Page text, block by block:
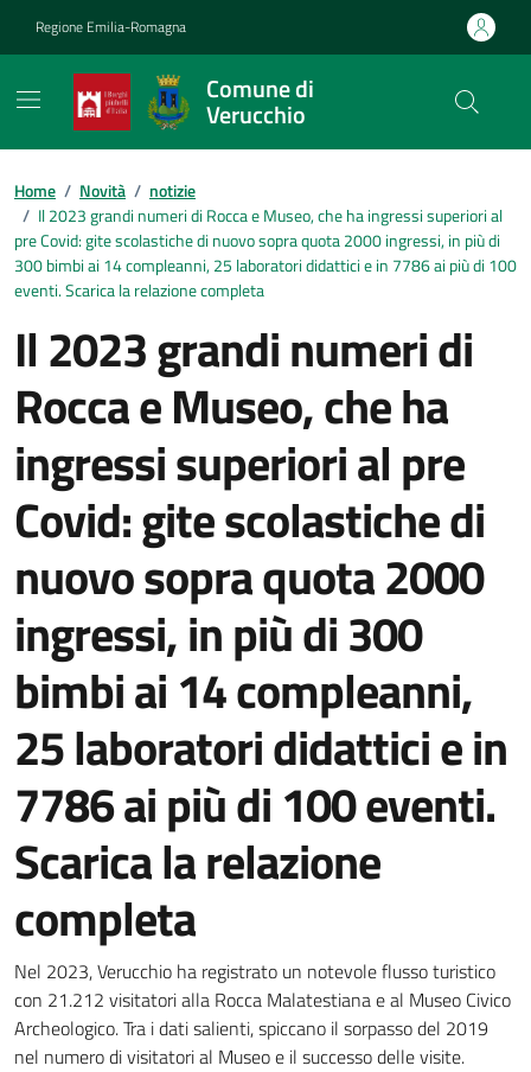
Regione Emilia-Romagna
Comune di
Verucchio
Contenuti in evidenza
Home / Novità / notizie
/ Il 2023 grandi numeri di Rocca e Museo, che ha ingressi superiori al
pre Covid: gite scolastiche di nuovo sopra quota 2000 ingressi, in più di
300 bimbi ai 14 compleanni, 25 laboratori didattici e in 7786 ai più di 100
eventi. Scarica la relazione completa
Il 2023 grandi numeri di
Rocca e Museo, che ha
ingressi superiori al pre
Covid: gite scolastiche di
nuovo sopra quota 2000
ingressi, in più di 300
bimbi ai 14 compleanni,
25 laboratori didattici e in
7786 ai più di 100 eventi.
Scarica la relazione
completa
Dettagli della notizia
Nel 2023, Verucchio ha registrato un notevole flusso turistico
con 21.212 visitatori alla Rocca Malatestiana e al Museo Civico
Archeologico. Tra i dati salienti, spiccano il sorpasso del 2019
nel numero di visitatori al Museo e il successo delle visite.